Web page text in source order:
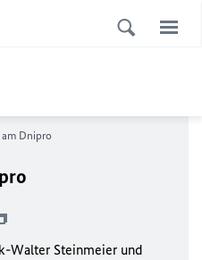
am Dnipro
Walter Steinmeier und